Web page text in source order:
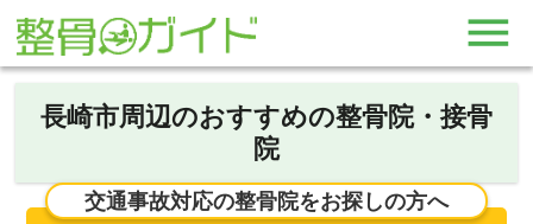
長崎市周辺のおすすめの整骨院・接骨
院
交通事故対応の整骨院をお探しの方へ